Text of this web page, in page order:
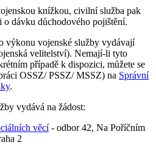
knížkou, civilní služba pak
dávku důchodového pojištění.
výkonu vojenské služby vydávají
velitelství). Nemají-li tyto
případě k dispozici, můžete se
OSSZ/ PSSZ/ MSSZ) na Správní
.
vydává na žádost:
věcí- odbor 42, Na Poříčním
2